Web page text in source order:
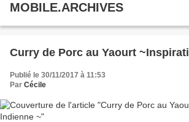
MOBILE.ARCHIVES
Curry de Porc au Yaourt
Publié le 30/11/2017 à 11:53
Par Cécile